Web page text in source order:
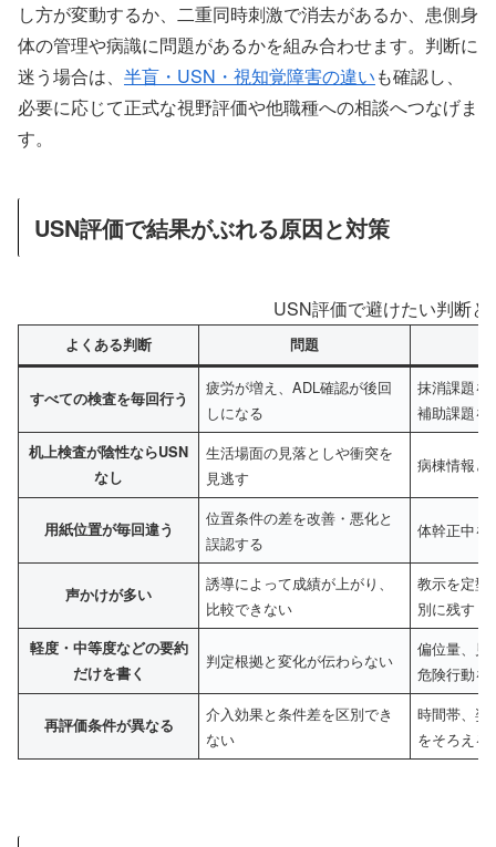
し方が変動するか、二重同時刺激で消去があるか、患側身
体の管理や病識に問題があるかを組み合わせます。判断に
迷う場合は、 半盲・USN・視知覚障害の違いも確認し、
必要に応じて正式な視野評価や他職種への相談へつなげま
す。
USN評価で結果がぶれる原因と対策
USN評価で避けたい判断と
よくある判断 問題
すべての検査を毎回行う
疲労が増え、ADL確認が後回
しになる
抹消課題を
補助課題を
机上検査が陰性ならUSN
なし
生活場面の見落としや衝突を
見逃す
病棟情報と
用紙位置が毎回違う
位置条件の差を改善・悪化と
誤認する
体幹正中を
声かけが多い
誘導によって成績が上がり、
比較できない
教示を定型
別に残す
軽度・中等度などの要約
だけを書く
判定根拠と変化が伝わらない
偏位量、見
危険行動を
再評価条件が異なる
介入効果と条件差を区別でき
ない
時間帯、姿
をそろえる